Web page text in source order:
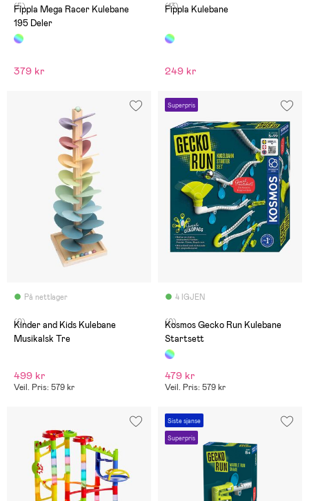
(5)
Fippla Mega Racer Kulebane
195 Deler
379 kr
(13)
Fippla Kulebane
249 kr
På nettlager
(0)
Kinder and Kids Kulebane
Musikalsk Tre
499 kr
Veil. Pris: 579 kr
Superpris
4 IGJEN
(0)
Kosmos Gecko Run Kulebane
Startsett
479 kr
Veil. Pris: 579 kr
Siste sjanse
Superpris